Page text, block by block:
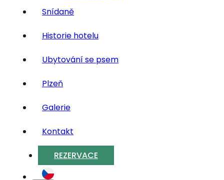
Snídaně
Historie hotelu
Ubytování se psem
Plzeň
Galerie
Kontakt
REZERVACE